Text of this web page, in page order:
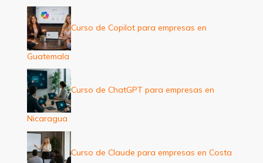
Curso de Copilot para empresas en
Guatemala
Curso de ChatGPT para empresas en
Nicaragua
Curso de Claude para empresas en Costa